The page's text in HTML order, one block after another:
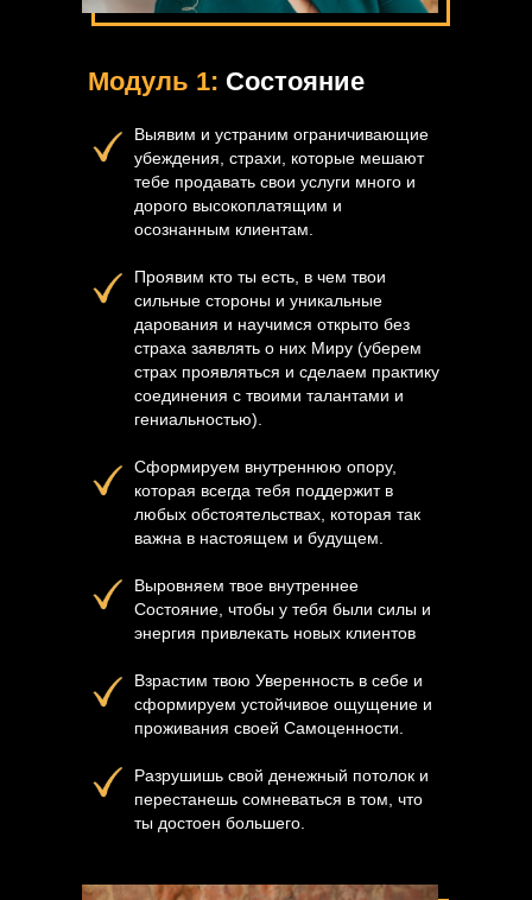
Модуль 1: Состояние
Выявим и устраним ограничивающие
убеждения, страхи, которые мешают
тебе продавать свои услуги много и
дорого высокоплатящим и
осознанным клиентам.
Проявим кто ты есть, в чем твои
сильные стороны и уникальные
дарования и научимся открыто без
страха заявлять о них Миру (уберем
страх проявляться и сделаем практику
соединения с твоими талантами и
гениальностью).
Сформируем внутреннюю опору,
которая всегда тебя поддержит в
любых обстоятельствах, которая так
важна в настоящем и будущем.
Выровняем твое внутреннее
Состояние, чтобы у тебя были силы и
энергия привлекать новых клиентов
Взрастим твою Уверенность в себе и
сформируем устойчивое ощущение и
проживания своей Самоценности.
Разрушишь свой денежный потолок и
перестанешь сомневаться в том, что
ты достоен большего.